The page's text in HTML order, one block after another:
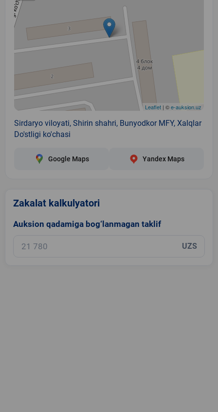
Leaflet | ©e-auksion.uz
Sirdaryo viloyati, Shirin shahri, Bunyodkor MFY, Xalqlar
Do'stligi ko'chasi
Google Maps Yandex Maps
Zakalat kalkulyatori
Auksion qadamiga bog‘lanmagan taklif
UZS